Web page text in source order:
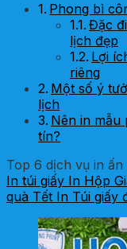
Phong bì
Đặc
lịch đẹp
Lợi
riêng
Một số ý
lịch
Nên in mẫu
tín?
Top 6 dịch vụ in ấn
In túi giấy In Hộp
quà Tết In Túi giấy